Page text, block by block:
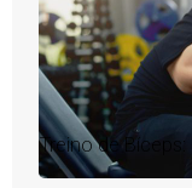
Treino de